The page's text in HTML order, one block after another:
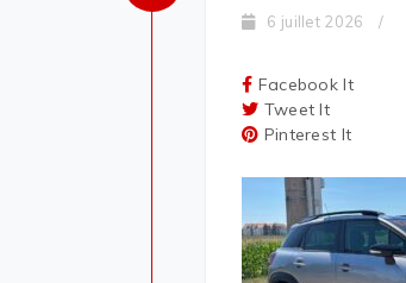
6 juillet 2026 /
Facebook It
Tweet It
Pinterest It